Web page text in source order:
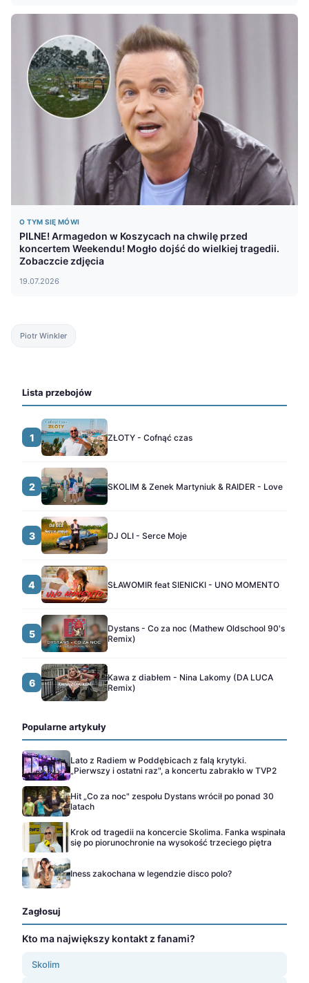
O TYM SIĘ MÓWI
PILNE! Armagedon w Koszycach na chwilę przed
koncertem Weekendu! Mogło dojść do wielkiej tragedii.
Zobaczcie zdjęcia
19.07.2026
Piotr Winkler
Lista przebojów
1 ZŁOTY - Cofnąć czas
2 SKOLIM & Zenek Martyniuk & RAIDER - Love
3 DJ OLI - Serce Moje
4 SŁAWOMIR feat SIENICKI - UNO MOMENTO
5
Dystans - Co za noc (Mathew Oldschool 90's
Remix)
6
Kawa z diabłem - Nina Lakomy (DA LUCA
Remix)
Popularne artykuły
Lato z Radiem w Poddębicach z falą krytyki.
„Pierwszy i ostatni raz", a koncertu zabrakło w TVP2
Hit „Co za noc" zespołu Dystans wrócił po ponad 30
latach
Krok od tragedii na koncercie Skolima. Fanka wspinała
się po piorunochronie na wysokość trzeciego piętra
Iness zakochana w legendzie disco polo?
Zagłosuj
Kto ma największy kontakt z fanami?
Skolim